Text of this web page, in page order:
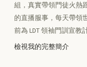
組，真實帶領門徒火熱
的直播服事，每天帶領
前為 LDT 領袖門訓宣教
檢視我的完整簡介